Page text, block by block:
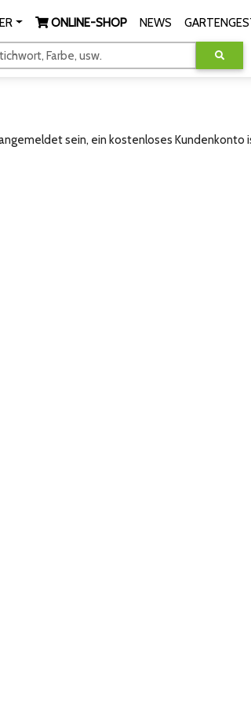
ONLINE-SHOP NEWS
Farbe, usw.
sein, ein kostenloses Kundenkonto